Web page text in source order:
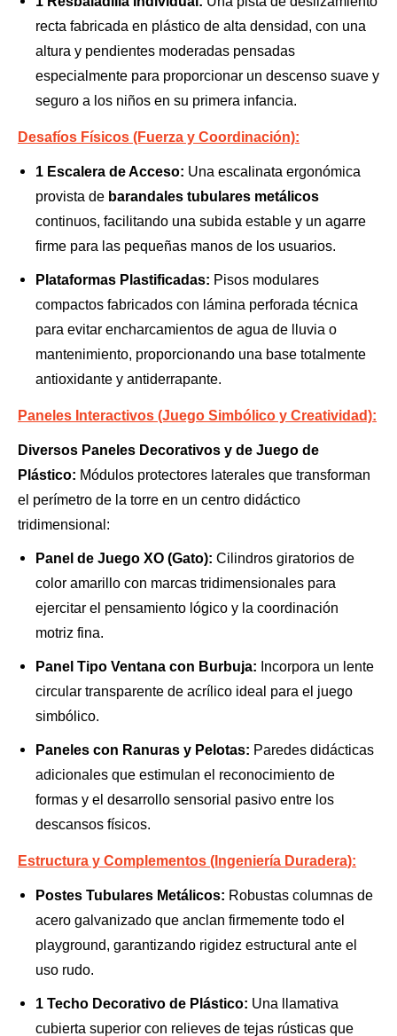
recta fabricada en plástico de alta densidad, con una
altura y pendientes moderadas pensadas
especialmente para proporcionar un descenso suave y
seguro a los niños en su primera infancia.
Desafíos Físicos (Fuerza y Coordinación):
1 Escalera de Acceso: Una escalinata ergonómica
provista de barandales tubulares metálicos
continuos, facilitando una subida estable y un agarre
firme para las pequeñas manos de los usuarios.
Plataformas Plastificadas: Pisos modulares
compactos fabricados con lámina perforada técnica
para evitar encharcamientos de agua de lluvia o
mantenimiento, proporcionando una base totalmente
antioxidante y antiderrapante.
Paneles Interactivos (Juego Simbólico y Creatividad):
Diversos Paneles Decorativos y de Juego de
Plástico: Módulos protectores laterales que transforman
el perímetro de la torre en un centro didáctico
tridimensional:
Panel de Juego XO (Gato): Cilindros giratorios de
color amarillo con marcas tridimensionales para
ejercitar el pensamiento lógico y la coordinación
motriz fina.
Panel Tipo Ventana con Burbuja: Incorpora un lente
circular transparente de acrílico ideal para el juego
simbólico.
Paneles con Ranuras y Pelotas: Paredes didácticas
adicionales que estimulan el reconocimiento de
formas y el desarrollo sensorial pasivo entre los
descansos físicos.
Estructura y Complementos (Ingeniería Duradera):
Postes Tubulares Metálicos: Robustas columnas de
acero galvanizado que anclan firmemente todo el
playground, garantizando rigidez estructural ante el
uso rudo.
1 Techo Decorativo de Plástico: Una llamativa
cubierta superior con relieves de tejas rústicas que